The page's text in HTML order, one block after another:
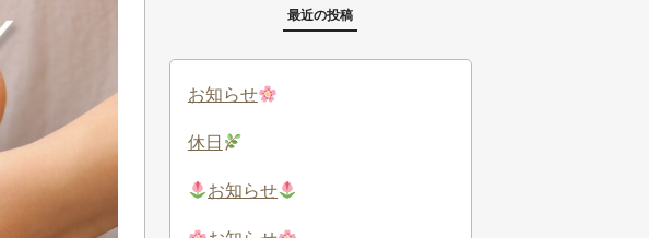
最近の投稿
お知らせ
休日
お知らせ